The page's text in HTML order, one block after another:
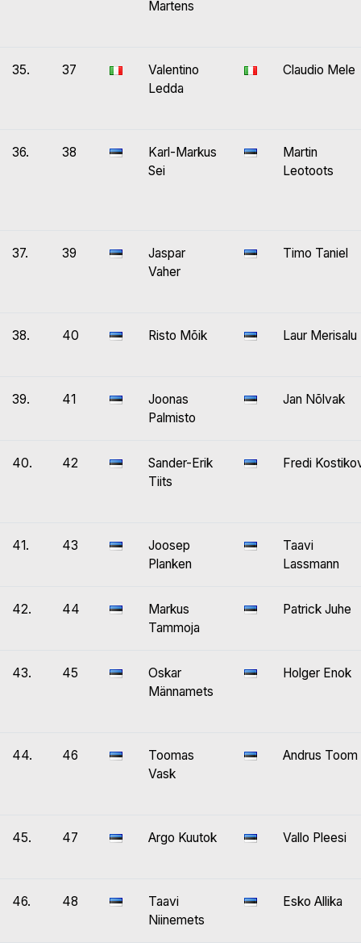
Martens
35. 37
Valentino
Ledda
Claudio Mele
36. 38
Karl-Markus
Sei
Martin
Leotoots
37. 39
Jaspar
Vaher
Timo Taniel
38. 40 Risto Mõik Laur Merisalu
39. 41
Joonas
Palmisto
Jan Nõlvak
40. 42
Sander-Erik
Tiits
Fredi
41. 43
Joosep
Planken
Taavi
Lassmann
42. 44
Markus
Tammoja
Patrick Juhe
43. 45
Oskar
Männamets
Holger Enok
44. 46
Toomas
Vask
Andrus Toom
45. 47 Argo Kuutok Vallo Pleesi
46. 48
Taavi
Niinemets
Esko Allika